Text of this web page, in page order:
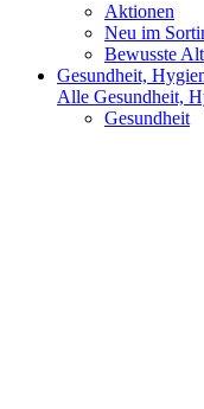
Aktionen
Neu im
Bewusste
Gesundheit,
Alle Gesundheit,
Gesundheit